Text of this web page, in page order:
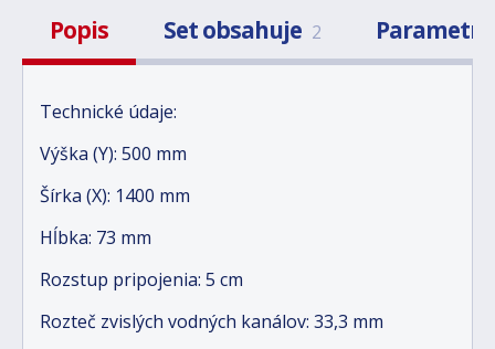
Popis Set obsahuje 2 Parametre
Technické údaje:
Výška (Y): 500 mm
Šírka (X): 1400 mm
Hĺbka: 73 mm
Rozstup pripojenia: 5 cm
Rozteč zvislých vodných kanálov: 33,3 mm